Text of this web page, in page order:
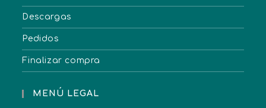
Descargas
Pedidos
Finalizar compra
MENÚ LEGAL